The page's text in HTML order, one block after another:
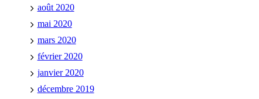
août 2020
mai 2020
mars 2020
février 2020
janvier 2020
décembre 2019